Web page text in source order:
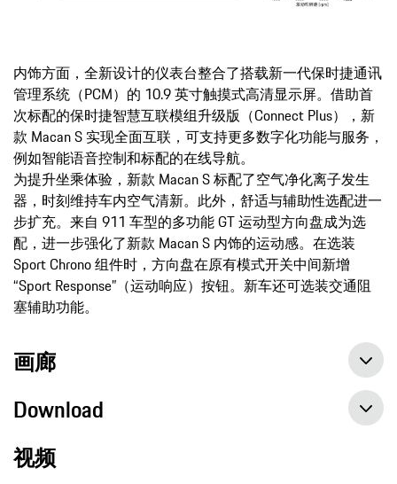
内饰方面，全新设计的仪表台整合了搭载新一代保时捷通讯
管理系统（PCM）的 10.9 英寸触摸式高清显示屏。借助首
次标配的保时捷智慧互联模组升级版（Connect Plus），新
款 Macan S 实现全面互联，可支持更多数字化功能与服务，
例如智能语音控制和标配的在线导航。
为提升坐乘体验，新款 Macan S 标配了空气净化离子发生
器，时刻维持车内空气清新。此外，舒适与辅助性选配进一
步扩充。来自 911 车型的多功能 GT 运动型方向盘成为选
配，进一步强化了新款 Macan S 内饰的运动感。在选装
Sport Chrono 组件时，方向盘在原有模式开关中间新增
“Sport Response”（运动响应）按钮。新车还可选装交通阻
塞辅助功能。
画廊
Download
视频